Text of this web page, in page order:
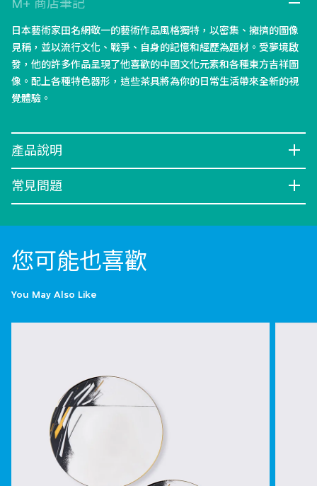
M+ 商店筆記
日本藝術家田名網敬一的藝術作品風格獨特，以密集、擁擠的圖像
見稱，並以流行文化、戰爭、自身的記憶和經歷為題材。受夢境啟
發，他的許多作品呈現了他喜歡的中國文化元素和各種東方吉祥圖
像。配上各種特色器形，這些茶具將為你的日常生活帶來全新的視
覺體驗。
產品說明
常見問題
您可能也喜歡
You May Also Like